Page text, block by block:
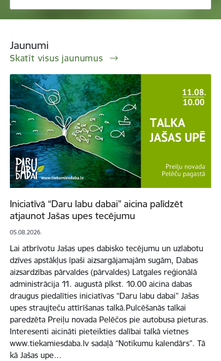
Jaunumi
Skatīt visus jaunumus
Iniciatīvā “Daru labu dabai” aicina palīdzēt
atjaunot Jašas upes tecējumu
05.08.2026.
Lai atbrīvotu Jašas upes dabisko tecējumu un uzlabotu
dzīves apstākļus īpaši aizsargājamajām sugām, Dabas
aizsardzības pārvaldes (pārvaldes) Latgales reģionālā
administrācija 11. augustā plkst. 10.00 aicina dabas
draugus piedalīties iniciatīvas “Daru labu dabai” Jašas
upes straujteču attīrīšanas talkā.Pulcēšanās talkai
paredzēta Preiļu novada Pelēčos pie autobusa pieturas.
Interesenti aicināti pieteikties dalībai talkā vietnes
www.tiekamiesdaba.lv sadaļā “Notikumu kalendārs”. Tā
kā Jašas upe…